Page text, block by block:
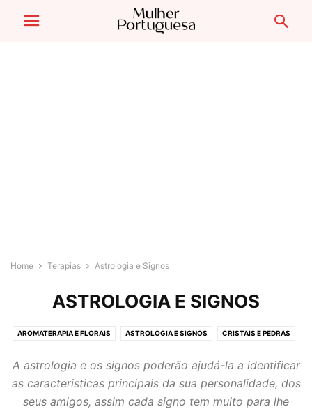
Home Terapias Astrologia e Signos
ASTROLOGIA E SIGNOS
AROMATERAPIA E FLORAIS ASTROLOGIA E SIGNOS CRISTAIS E PEDRAS
SONHOS E HIPNOTERAPIA TARÔT E ADIVINHAÇÃO TERAPIAS ORIENTAIS
YOGA E MEDITAÇÃO
A astrologia e os signos poderão ajudá-la a identificar
as caracteristicas principais da sua personalidade, dos
seus amigos, assim cada signo tem muito para lhe